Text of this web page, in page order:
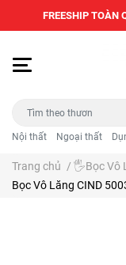
Nội thất Ngoại thất
Trang chủ / 🖐️Bọc Vô
Bọc Vô Lăng CIND
FREESHIP TOÀN